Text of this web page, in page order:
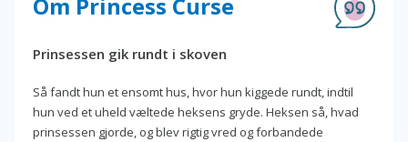
Om Princess Curse
Prinsessen gik rundt i skoven
Så fandt hun et ensomt hus, hvor hun kiggede rundt, indtil
hun ved et uheld væltede heksens gryde. Heksen så, hvad
prinsessen gjorde, og blev rigtig vred og forbandede